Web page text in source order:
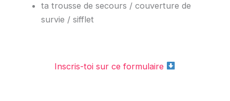
ta trousse de secours / couverture de
survie / sifflet
Inscris-toi sur ce formulaire